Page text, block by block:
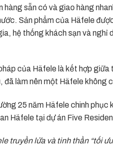
hàng sẵn có và giao hàng
Sản phẩm của Häfele
hệ thống khách sạn và
của Häfele là kết hợp giữa
đã làm nên một Häfele không
Häfele tại dự án Five
truyền lửa và tinh thần “tối